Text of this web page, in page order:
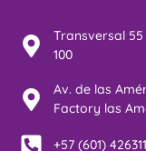
Transversal 55
100
Av. de las
Factory las
+57 (601)